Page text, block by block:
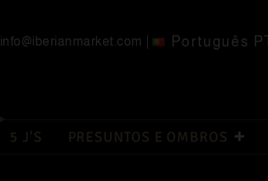
info@iberianmarket.com Português PT
5 J'S PRESUNTOS E OMBROS